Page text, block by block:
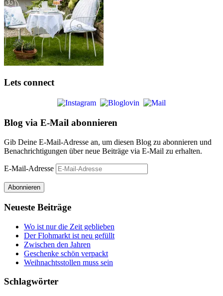
Lets connect
Blog via E-Mail abonnieren
Gib Deine E-Mail-Adresse an, um diesen Blog zu abonnieren und
Benachrichtigungen über neue Beiträge via E-Mail zu erhalten.
E-Mail-Adresse
Abonnieren
Neueste Beiträge
Wo ist nur die Zeit geblieben
Der Flohmarkt ist neu gefüllt
Zwischen den Jahren
Geschenke schön verpackt
Weihnachtsstollen muss sein
Schlagwörter